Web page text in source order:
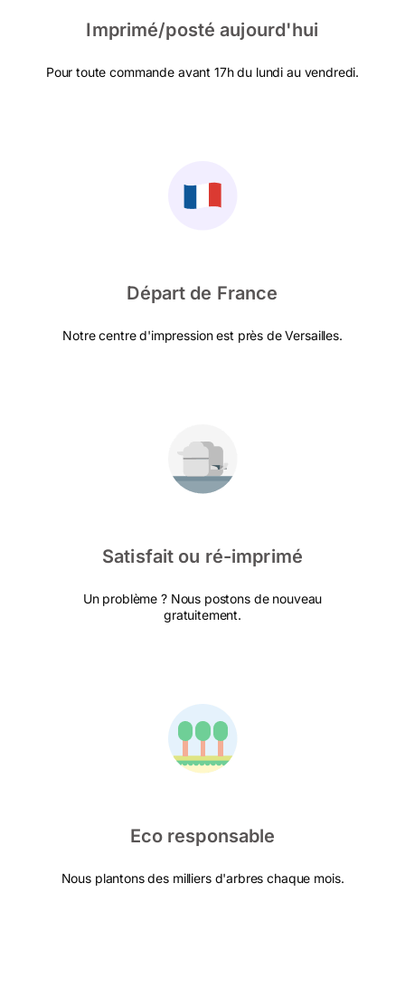
Imprimé/posté aujourd'hui
Pour toute commande avant 17h du lundi au vendredi.
Départ de France
Notre centre d'impression est près de Versailles.
Satisfait ou ré-imprimé
Un problème ? Nous postons de nouveau
gratuitement.
Eco responsable
Nous plantons des milliers d'arbres chaque mois.